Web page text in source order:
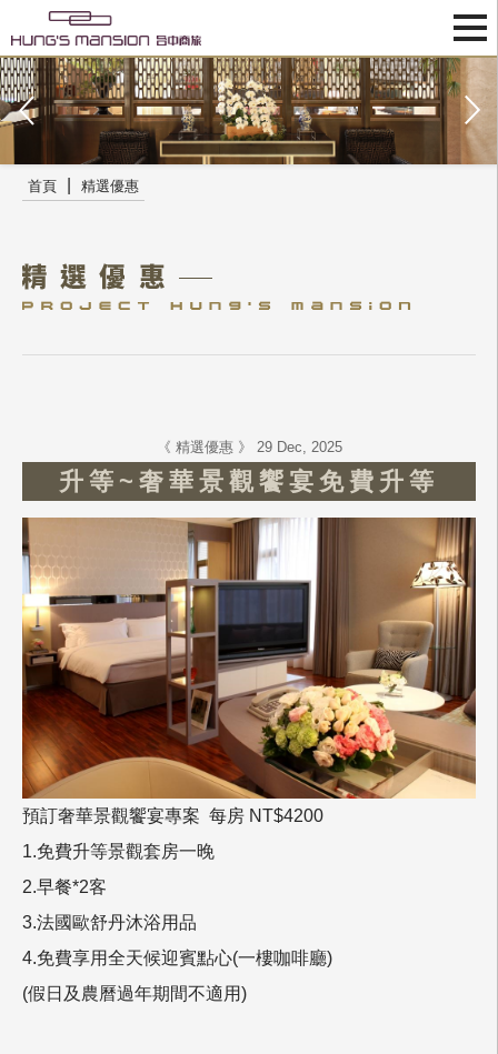
首頁 精選優惠
《 精選優惠 》 29 Dec, 2025
升等~奢華景觀饗宴免費升等
預訂奢華景觀饗宴專案 每房 NT$4200
1.免費升等景觀套房一晚
2.早餐*2客
3.法國歐舒丹沐浴用品
4.免費享用全天候迎賓點心(一樓咖啡廳)
(假日及農曆過年期間不適用)